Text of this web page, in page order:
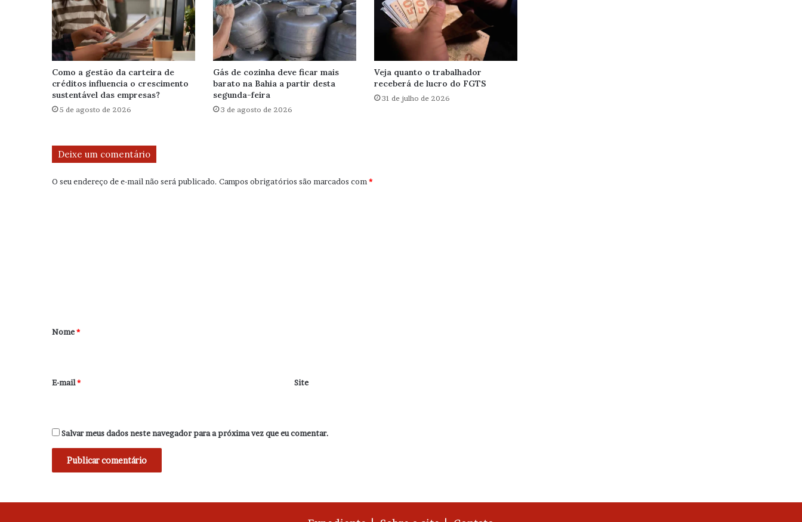
Como a gestão da carteira de
créditos influencia o crescimento
sustentável das empresas?
5 de agosto de 2026
Gás de cozinha deve ficar mais
barato na Bahia a partir desta
segunda-feira
3 de agosto de 2026
Veja quanto o trabalhador
receberá de lucro do FGTS
31 de julho de 2026
Deixe um comentário
O seu endereço de e-mail não será publicado. Campos obrigatórios são marcados com*
r
*
Nome*
E-mail* Site
Salvar meus dados neste navegador para a próxima vez que eu comentar.